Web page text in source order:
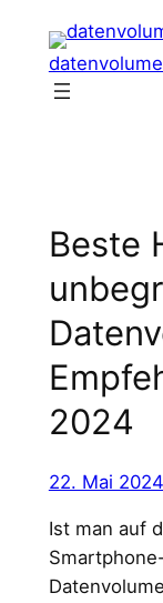
Inhalt
springen
Beste
2024
22. Mai 2024
Ist man auf